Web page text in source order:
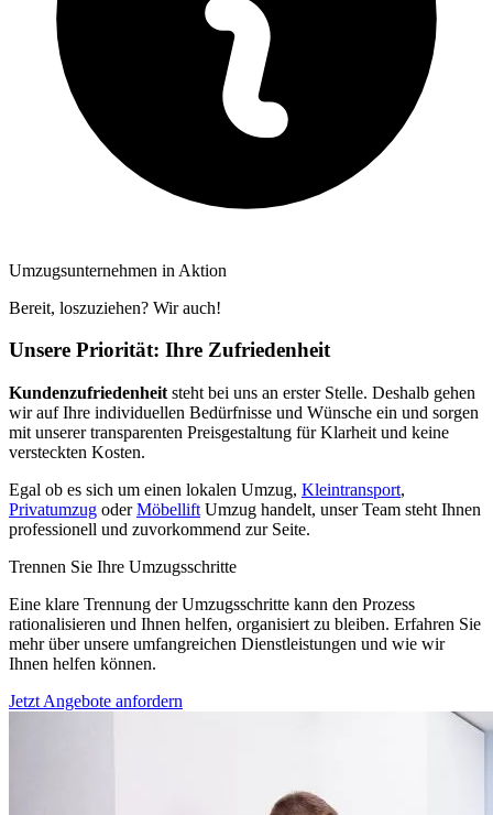
Umzugsunternehmen in Aktion
Bereit, loszuziehen? Wir auch!
Unsere Priorität: Ihre Zufriedenheit
Kundenzufriedenheit steht bei uns an erster Stelle. Deshalb gehen
wir auf Ihre individuellen Bedürfnisse und Wünsche ein und sorgen
mit unserer transparenten Preisgestaltung für Klarheit und keine
versteckten Kosten.
Egal ob es sich um einen lokalen Umzug, Kleintransport,
Privatumzug oderMöbellift Umzug handelt, unser Team steht Ihnen
professionell und zuvorkommend zur Seite.
Trennen Sie Ihre Umzugsschritte
Eine klare Trennung der Umzugsschritte kann den Prozess
rationalisieren und Ihnen helfen, organisiert zu bleiben. Erfahren Sie
mehr über unsere umfangreichen Dienstleistungen und wie wir
Ihnen helfen können.
Jetzt Angebote anfordern